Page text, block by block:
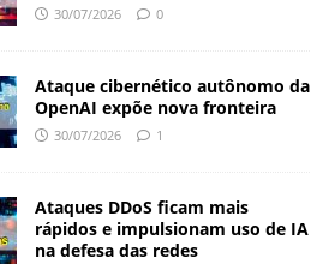
30/07/2026 0
Ataque cibernético autônomo da
OpenAI expõe nova fronteira
30/07/2026 1
Ataques DDoS ficam mais
rápidos e impulsionam uso de IA
na defesa das redes